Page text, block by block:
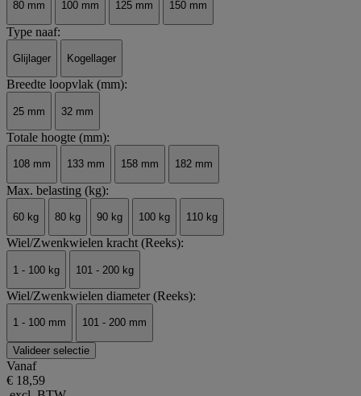
80 mm 100 mm 125 mm 150 mm
Type naaf:
Glijlager Kogellager
Breedte loopvlak (mm):
25 mm 32 mm
Totale hoogte (mm):
108 mm 133 mm 158 mm 182 mm
Max. belasting (kg):
60 kg 80 kg 90 kg 100 kg 110 kg
Wiel/Zwenkwielen kracht (Reeks):
1 - 100 kg 101 - 200 kg
Wiel/Zwenkwielen diameter (Reeks):
1 - 100 mm 101 - 200 mm
Valideer selectie
Vanaf
€ 18,59